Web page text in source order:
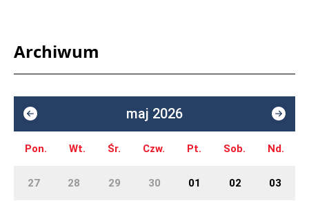
Archiwum
maj 2026
Pon. Wt. Śr. Czw. Pt. Sob. Nd.
27 28 29 30 01 02 03